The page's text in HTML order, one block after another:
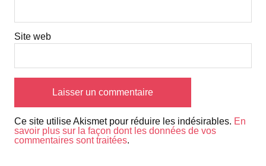
Site web
Ce site utilise Akismet pour réduire les indésirables. En
savoir plus sur la façon dont les données de vos
commentaires sont traitées.